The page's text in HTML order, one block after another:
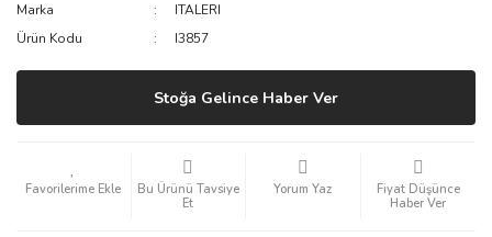
Marka
ITALERI
Ürün Kodu
I3857
Stoğa Gelince Haber Ver
Bu Ürünü Tavsiye
Et
Yorum Yaz
Fiyat Düşünce
Haber Ver